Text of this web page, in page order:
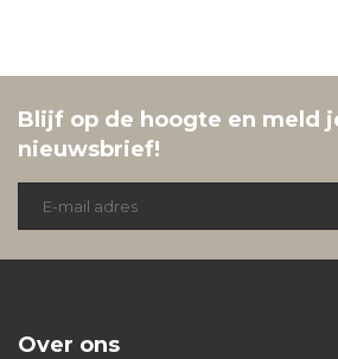
Blijf op de hoogte en meld
nieuwsbrief!
Over ons